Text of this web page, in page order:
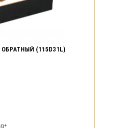
ОБРАТНЫЙ (115D31L)